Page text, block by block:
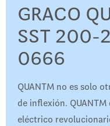
GRACO
SST 200-
0666
QUANTM no es solo
de inflexión.
eléctrico